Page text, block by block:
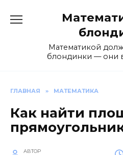
Математикой
блондинки — они
ГЛАВНАЯ » МАТЕМАТИКА
Как найти
АВТОР